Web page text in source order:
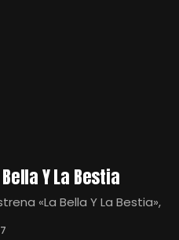
Y La Bestia
«La Bella Y La Bestia»,